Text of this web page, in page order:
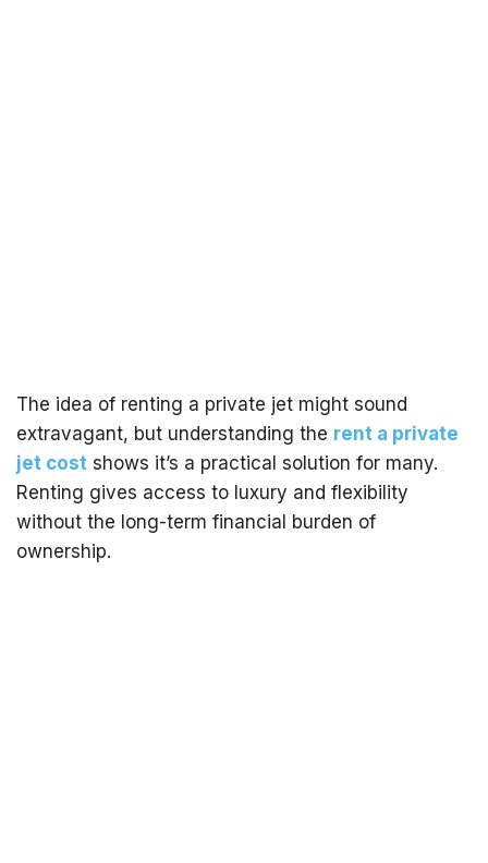
The idea of renting a private jet might sound
extravagant, but understanding the rent a private
jet cost shows it’s a practical solution for many.
Renting gives access to luxury and flexibility
without the long-term financial burden of
ownership.